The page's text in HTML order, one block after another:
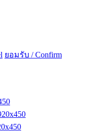
ยอมรับ / Confirm